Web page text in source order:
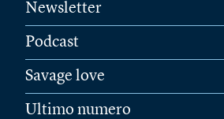
Newsletter
Podcast
Savage love
Ultimo numero